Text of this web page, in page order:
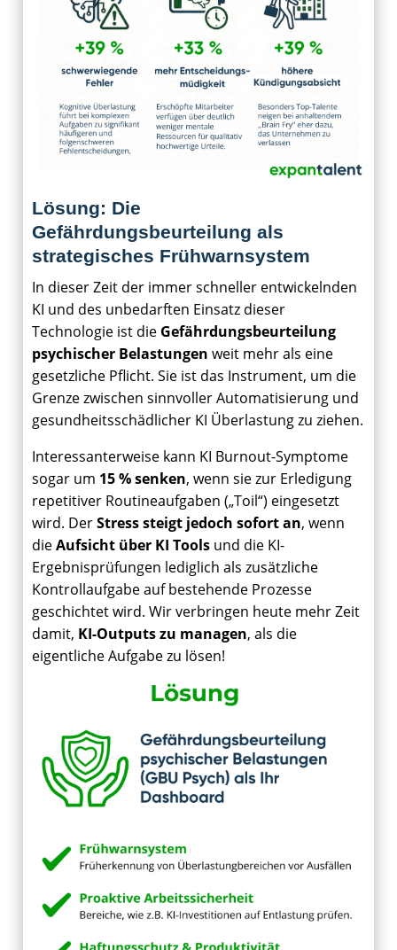
Lösung: Die
Gefährdungsbeurteilung als
strategisches Frühwarnsystem
In dieser Zeit der immer schneller entwickelnden
KI und des unbedarften Einsatz dieser
Technologie ist die Gefährdungsbeurteilung
psychischer Belastungen weit mehr als eine
gesetzliche Pflicht. Sie ist das Instrument, um die
Grenze zwischen sinnvoller Automatisierung und
gesundheitsschädlicher KI Überlastung zu ziehen.
Interessanterweise kann KI Burnout-Symptome
sogar um 15 % senken, wenn sie zur Erledigung
repetitiver Routineaufgaben („Toil“) eingesetzt
wird. DerStress steigt jedoch sofort an, wenn
dieAufsicht über KI Tools und die KI-
Ergebnisprüfungen lediglich als zusätzliche
Kontrollaufgabe auf bestehende Prozesse
geschichtet wird. Wir verbringen heute mehr Zeit
damit, KI-Outputs zu managen, als die
eigentliche Aufgabe zu lösen!